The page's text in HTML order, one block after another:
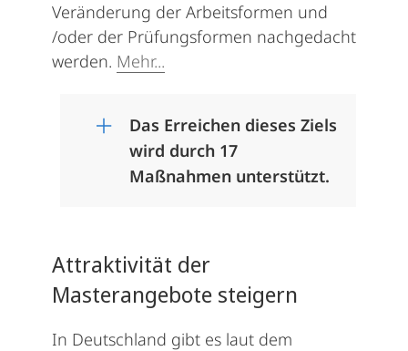
Veränderung der Arbeitsformen und
/oder der Prüfungsformen nachgedacht
werden. Mehr...
Das Erreichen dieses Ziels
wird durch 17
Maßnahmen unterstützt.
Attraktivität der
Masterangebote steigern
In Deutschland gibt es laut dem